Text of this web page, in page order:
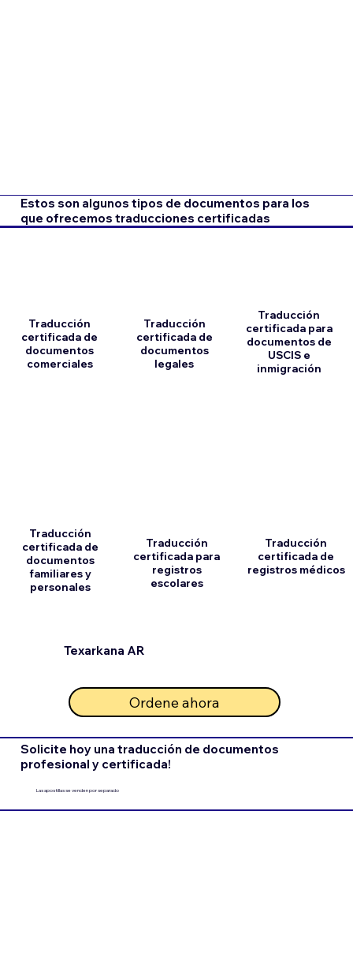
Estos son algunos tipos de documentos para los
que ofrecemos traducciones certificadas
Texarkana AR
Traducción
certificada de
documentos
comerciales
Traducción
certificada de
documentos
familiares y
personales
Traducción
certificada de
documentos
legales
Traducción
certificada para
registros
escolares
Ordene ahora
Traducción
certificada para
documentos de
USCIS e
inmigración
Traducción
certificada de
registros médicos
Solicite hoy una traducción de documentos
profesional y certificada!
Las apostillas se venden por separado